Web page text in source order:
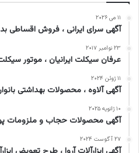
۱۱ می ۲۰۲۶
آگهی سرای ایرانی ، فروش
۲۳ نوامبر ۲۰۱۷
عرفان سیکلت ایرانیان ، موتور
۱۱ ژوئن ۲۰۲۴
آگهی آلاوه ، محصولات بهداشتی
۱۰ ژانویه ۲۰۲۵
آگهی محصولات حجاب و ملزومات
۲۷ آگوست ۲۰۲۴